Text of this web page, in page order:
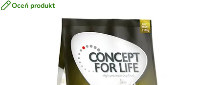
Oceń produkt